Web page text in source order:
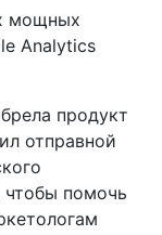
мощных
Analytics
продукт
отправной
чтобы помочь